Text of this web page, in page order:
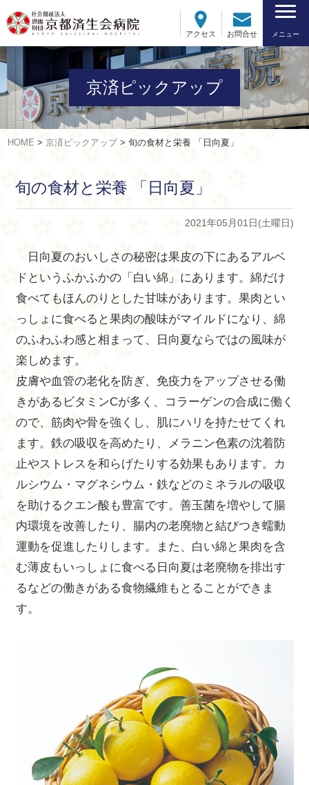
アクセス お問合せ メニュー
京済ピックアップ
HOME >京済ピックアップ>旬の食材と栄養 「日向夏」
旬の食材と栄養 「日向夏」
2021年05月01日(土曜日)
日向夏のおいしさの秘密は果皮の下にあるアルベ
ドというふかふかの「白い綿」にあります。綿だけ
食べてもほんのりとした甘味があります。果肉とい
っしょに食べると果肉の酸味がマイルドになり、綿
のふわふわ感と相まって、日向夏ならではの風味が
楽しめます。
皮膚や血管の老化を防ぎ、免疫力をアップさせる働
きがあるビタミンCが多く、コラーゲンの合成に働く
ので、筋肉や骨を強くし、肌にハリを持たせてくれ
ます。鉄の吸収を高めたり、メラニン色素の沈着防
止やストレスを和らげたりする効果もあります。カ
ルシウム・マグネシウム・鉄などのミネラルの吸収
を助けるクエン酸も豊富です。善玉菌を増やして腸
内環境を改善したり、腸内の老廃物と結びつき蠕動
運動を促進したりします。また、白い綿と果肉を含
む薄皮もいっしょに食べる日向夏は老廃物を排出す
るなどの働きがある食物繊維もとることができま
す。